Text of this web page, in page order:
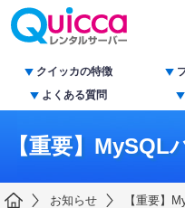
クイッカの特徴
よくある質問
【重要】
お知らせ 【重要】